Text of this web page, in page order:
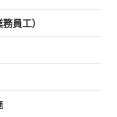
員工）